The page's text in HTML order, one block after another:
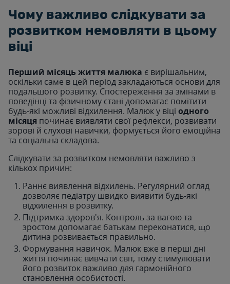
Чому важливо слідкувати за
розвитком немовляти в цьому
віці
Перший місяць життя малюка є вирішальним,
оскільки саме в цей період закладаються основи для
подальшого розвитку. Спостереження за змінами в
поведінці та фізичному стані допомагає помітити
будь-які можливі відхилення. Малюк у віці одного
місяця починає виявляти свої рефлекси, розвивати
зорові й слухові навички, формується його емоційна
та соціальна складова.
Слідкувати за розвитком немовляти важливо з
кількох причин:
Раннє виявлення відхилень. Регулярний огляд
дозволяє педіатру швидко виявити будь-які
відхилення в розвитку.
Підтримка здоров'я. Контроль за вагою та
зростом допомагає батькам переконатися, що
дитина розвивається правильно.
Формування навичок. Малюк вже в перші дні
життя починає вивчати світ, тому стимулювати
його розвиток важливо для гармонійного
становлення особистості.